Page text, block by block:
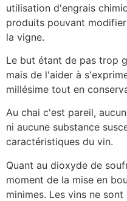
utilisation d'engrais
produits pouvant
la vigne.
Le but étant de pas trop
mais de l'aider à
millésime tout en
Au chai c'est pareil,
ni aucune substance
caractéristiques du vin.
Quant au dioxyde de
moment de la mise en
minimes. Les vins ne